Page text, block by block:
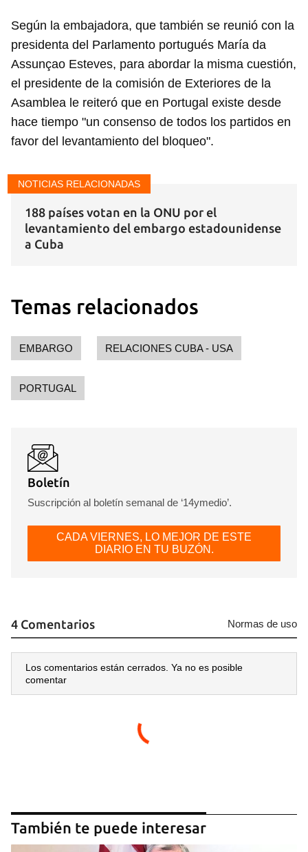
Según la embajadora, que también se reunió con la
presidenta del Parlamento portugués María da
Assunçao Esteves, para abordar la misma cuestión,
el presidente de la comisión de Exteriores de la
Asamblea le reiteró que en Portugal existe desde
hace tiempo "un consenso de todos los partidos en
favor del levantamiento del bloqueo".
NOTICIAS RELACIONADAS
188 países votan en la ONU por el
levantamiento del embargo estadounidense
a Cuba
Temas relacionados
EMBARGO RELACIONES CUBA - USA
PORTUGAL
Boletín
Suscripción al boletín semanal de ‘14ymedio’.
CADA VIERNES, LO MEJOR DE ESTE
DIARIO EN TU BUZÓN.
4 Comentarios Normas de uso
Los comentarios están cerrados. Ya no es posible
comentar
También te puede interesar